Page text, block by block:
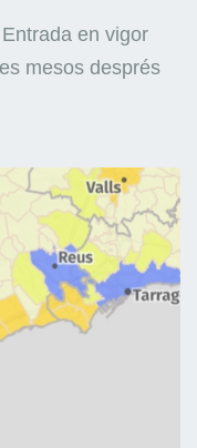
en vigor
mesos després